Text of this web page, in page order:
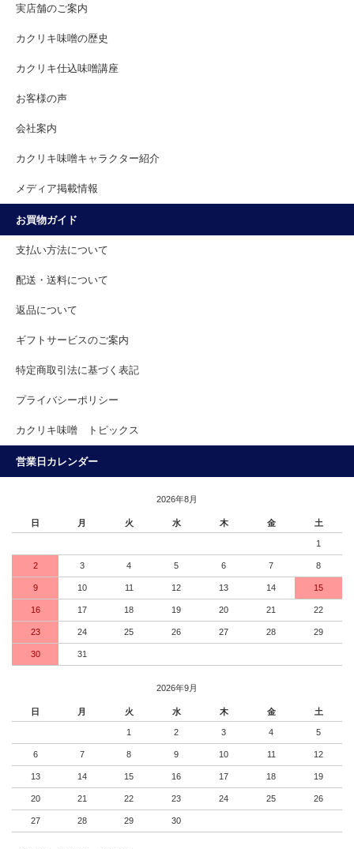
実店舗のご案内
カクリキ味噌の歴史
カクリキ仕込味噌講座
お客様の声
会社案内
カクリキ味噌キャラクター紹介
メディア掲載情報
お買物ガイド
支払い方法について
配送・送料について
返品について
ギフトサービスのご案内
特定商取引法に基づく表記
プライバシーポリシー
カクリキ味噌 トピックス
営業日カレンダー
2026年8月
日 月 火 水 木 金 土
1
2 3 4 5 6 7 8
9 10 11 12 13 14 15
16 17 18 19 20 21 22
23 24 25 26 27 28 29
30 31
2026年9月
日 月 火 水 木 金 土
1 2 3 4 5
6 7 8 9 10 11 12
13 14 15 16 17 18 19
20 21 22 23 24 25 26
27 28 29 30